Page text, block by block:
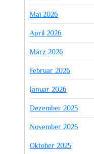
Mai 2026
April 2026
März 2026
Februar 2026
Januar 2026
Dezember 2025
November 2025
Oktober 2025